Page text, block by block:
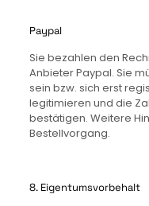
Paypal
Sie bezahlen den
Anbieter Paypal. Sie
sein bzw. sich erst
legitimieren und die
bestätigen. Weitere
Bestellvorgang.
8. Eigentumsvorbehalt